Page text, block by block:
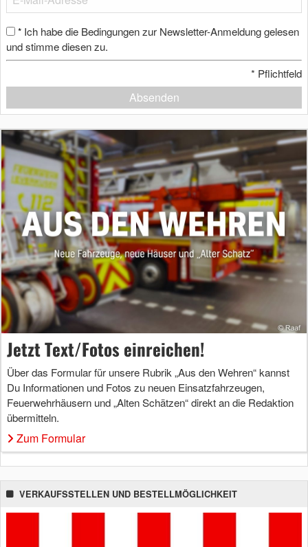
* Ich habe die Bedingungen zur Newsletter-Anmeldung gelesen
und stimme diesen zu.
* Pflichtfeld
Absenden
Jetzt Text/Fotos einreichen!
Über das Formular für unsere Rubrik „Aus den Wehren“ kannst
Du Informationen und Fotos zu neuen Einsatzfahrzeugen,
Feuerwehrhäusern und „Alten Schätzen“ direkt an die Redaktion
übermitteln.
Zum Formular
VERKAUFSSTELLEN UND BESTELLMÖGLICHKEIT